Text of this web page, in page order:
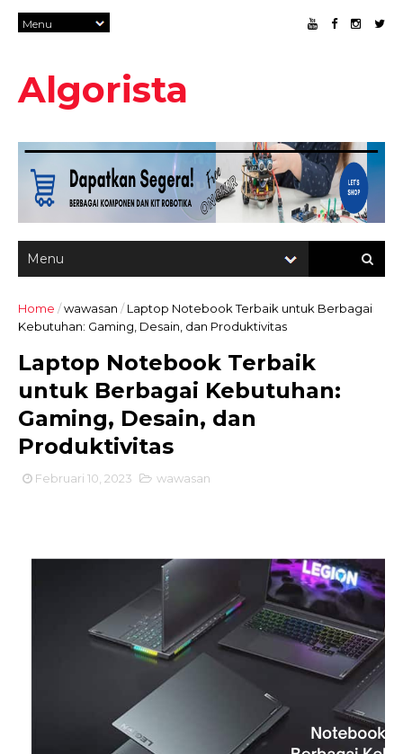
Algorista
Home /wawasan / Laptop Notebook Terbaik untuk Berbagai
Kebutuhan: Gaming, Desain, dan Produktivitas
Laptop Notebook Terbaik
untuk Berbagai Kebutuhan:
Gaming, Desain, dan
Produktivitas
Februari 10, 2023 wawasan